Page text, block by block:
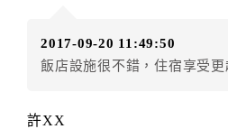
．訂房者使用「保留住宿金額
店客滿，敬請及早計畫，如逾
．每筆訂單異動限定乙次，限原
2017-09-20 11:49:50
飯店設施很不錯，住宿享受更
許XX